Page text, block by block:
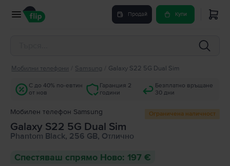
Продай Купи
Мобилни телефони Samsung Galaxy S22 5G Dual Sim
С до 40% по-евтин
от нов
Гаранция 2
години
Безплатно връщане
30 дни
Мобилен телефон Samsung Ограничена наличност
Galaxy S22 5G Dual Sim
Phantom Black, 256 GB, Отлично
Спестяваш спрямо Ново: 197 €